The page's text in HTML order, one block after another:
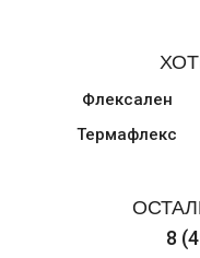
Флексален
Термафлекс
8